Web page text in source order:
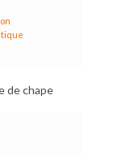
de chape